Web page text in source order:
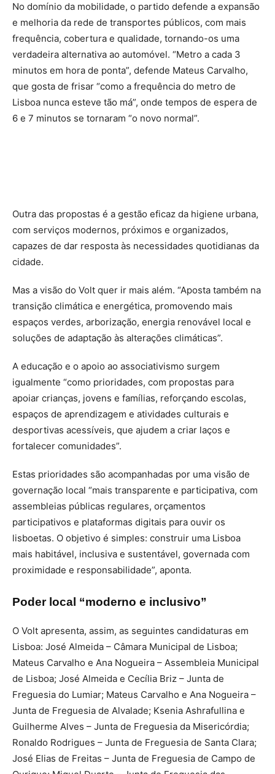
No domínio da mobilidade, o partido defende a expansão
e melhoria da rede de transportes públicos, com mais
frequência, cobertura e qualidade, tornando-os uma
verdadeira alternativa ao automóvel. “Metro a cada 3
minutos em hora de ponta”, defende Mateus Carvalho,
que gosta de frisar “como a frequência do metro de
Lisboa nunca esteve tão má”, onde tempos de espera de
6 e 7 minutos se tornaram “o novo normal”.
Outra das propostas é a gestão eficaz da higiene urbana,
com serviços modernos, próximos e organizados,
capazes de dar resposta às necessidades quotidianas da
cidade.
Mas a visão do Volt quer ir mais além. “Aposta também na
transição climática e energética, promovendo mais
espaços verdes, arborização, energia renovável local e
soluções de adaptação às alterações climáticas”.
A educação e o apoio ao associativismo surgem
igualmente “como prioridades, com propostas para
apoiar crianças, jovens e famílias, reforçando escolas,
espaços de aprendizagem e atividades culturais e
desportivas acessíveis, que ajudem a criar laços e
fortalecer comunidades”.
Estas prioridades são acompanhadas por uma visão de
governação local “mais transparente e participativa, com
assembleias públicas regulares, orçamentos
participativos e plataformas digitais para ouvir os
lisboetas. O objetivo é simples: construir uma Lisboa
mais habitável, inclusiva e sustentável, governada com
proximidade e responsabilidade”, aponta.
Poder local “moderno e inclusivo”
O Volt apresenta, assim, as seguintes candidaturas em
Lisboa: José Almeida – Câmara Municipal de Lisboa;
Mateus Carvalho e Ana Nogueira – Assembleia Municipal
de Lisboa; José Almeida e Cecília Briz – Junta de
Freguesia do Lumiar; Mateus Carvalho e Ana Nogueira –
Junta de Freguesia de Alvalade; Ksenia Ashrafullina e
Guilherme Alves – Junta de Freguesia da Misericórdia;
Ronaldo Rodrigues – Junta de Freguesia de Santa Clara;
José Elias de Freitas – Junta de Freguesia de Campo de